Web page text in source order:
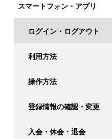
スマートフォン・アプリ
ログイン・ログアウト
利用方法
操作方法
登録情報の確認・変更
入会・休会・退会